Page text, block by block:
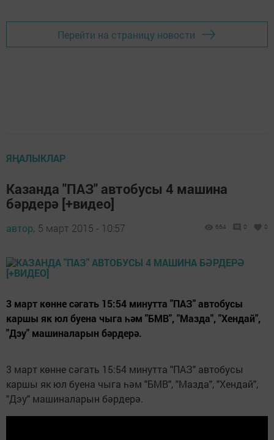
Перейти на страницу новости
ЯҢАЛЫКЛАР
Казанда "ПАЗ" автобусы 4 машина
бәрдерә [+видео]
автор, 5 март 2015 - 10:57 664 0 0
3 март көнне сәгать 15:54 минутта "ПАЗ" автобусы
каршы як юл буена чыга һәм "БМВ", "Мазда", "Хендай",
"Дэу" машиналарын бәрдерә.
3 март көнне сәгать 15:54 минутта "ПАЗ" автобусы
каршы як юл буена чыга һәм "БМВ", "Мазда", "Хендай",
"Дэу" машиналарын бәрдерә.